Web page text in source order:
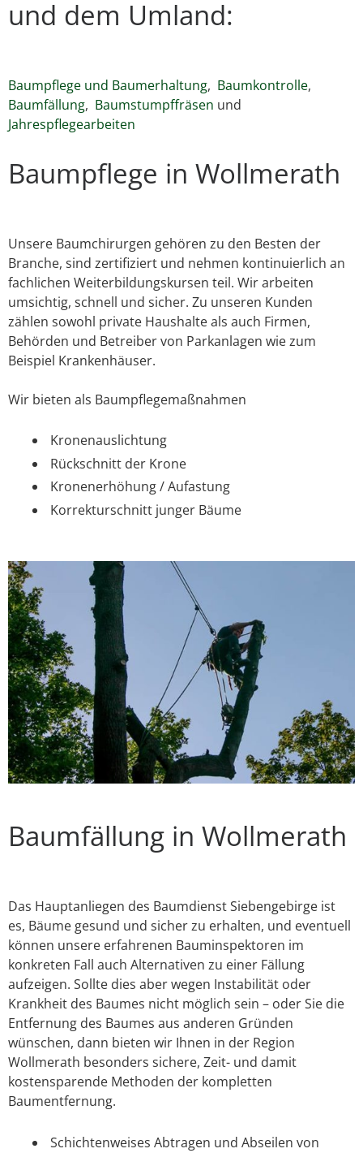
und dem Umland:
Baumpflege und Baumerhaltung, Baumkontrolle,
Baumfällung, Baumstumpffräsen und
Jahrespflegearbeiten
Baumpflege in Wollmerath
Unsere Baumchirurgen gehören zu den Besten der
Branche, sind zertifiziert und nehmen kontinuierlich an
fachlichen Weiterbildungskursen teil. Wir arbeiten
umsichtig, schnell und sicher. Zu unseren Kunden
zählen sowohl private Haushalte als auch Firmen,
Behörden und Betreiber von Parkanlagen wie zum
Beispiel Krankenhäuser.
Wir bieten als Baumpflegemaßnahmen
Kronenauslichtung
Rückschnitt der Krone
Kronenerhöhung / Aufastung
Korrekturschnitt junger Bäume
Baumfällung in Wollmerath
Das Hauptanliegen des Baumdienst Siebengebirge ist
es, Bäume gesund und sicher zu erhalten, und eventuell
können unsere erfahrenen Bauminspektoren im
konkreten Fall auch Alternativen zu einer Fällung
aufzeigen. Sollte dies aber wegen Instabilität oder
Krankheit des Baumes nicht möglich sein – oder Sie die
Entfernung des Baumes aus anderen Gründen
wünschen, dann bieten wir Ihnen in der Region
Wollmerath besonders sichere, Zeit- und damit
kostensparende Methoden der kompletten
Baumentfernung.
Schichtenweises Abtragen und Abseilen von